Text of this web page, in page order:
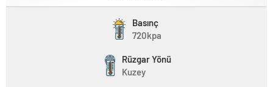
Basınç
720kpa
Rüzgar Yönü
Kuzey